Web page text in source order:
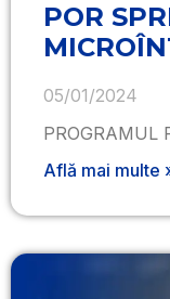
POR
05/01/2024
PROGRAMUL
Află mai multe